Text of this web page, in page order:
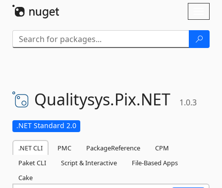
Qualitysys.Pix.NET 1.0.3
.NET Standard 2.0
.NET CLI PMC PackageReference
CPM
Paket CLI
Script & Interactive
File-Based Apps
Cake